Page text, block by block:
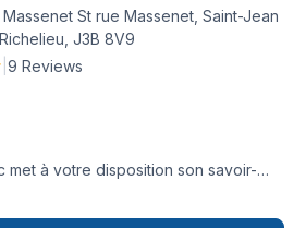
demeure et bien sûr, tout cela en
St rue Massenet, Saint-Jean
J3B 8V9
9 Reviews
met à votre disposition son savoir-
mission : concrétiser vos projets